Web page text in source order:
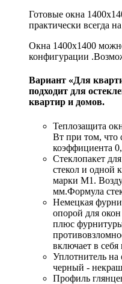
Готовые окна
практически всегда
Окна 1400x1400
конфигурации
Вариант «Для
подходит для
квартир и домов.
Теплозащита
Вт при том, что
коэффициента
Стеклопакет
стекол и одной
марки М1.
мм.Формула
Немецкая
опорой для
плюс фурнитуры
включает в
Уплотнитель на
черный -
Профиль